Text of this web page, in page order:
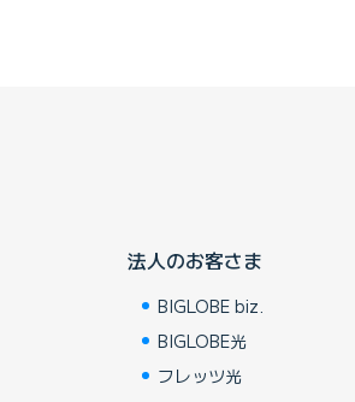
法人のお客さま
BIGLOBE biz.
BIGLOBE光
フレッツ光